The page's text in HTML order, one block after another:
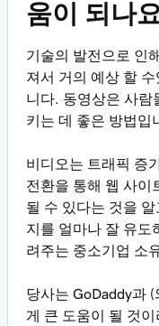
움이 되나
기술의 발전으로 인
져서 거의 예상 할
니다. 동영상은 사람
키는 데 좋은 방법입
비디오는 트래픽 증
전환을 통해 웹 사이
될 수 있다는 것을
지를 얼마나 잘 유도
려주는 중소기업 소
당사는 GoDaddy과
게 큰 도움이 될 것